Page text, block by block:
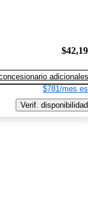
adicionales
$781/mes
Verif. disponibilidad